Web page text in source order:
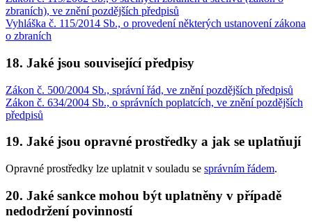
zbraních), ve znění pozdějších předpisů
Vyhláška č. 115/2014 Sb., o provedení některých ustanovení zákona
o zbraních
18. Jaké jsou související předpisy
Zákon č. 500/2004 Sb., správní řád, ve znění pozdějších předpisů
Zákon č. 634/2004 Sb., o správních poplatcích, ve znění pozdějších
předpisů
19. Jaké jsou opravné prostředky a jak se uplatňují
Opravné prostředky lze uplatnit v souladu se správním řádem.
20. Jaké sankce mohou být uplatněny v případě
nedodržení povinností